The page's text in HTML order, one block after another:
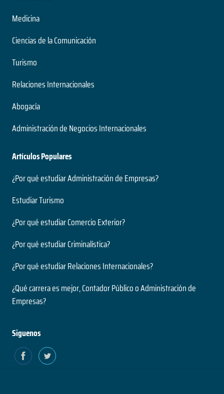
Medicina
Ciencias de la Comunicación
Turismo
Relaciones Internacionales
Abogacía
Administración de Negocios Internacionales
Artículos Populares
¿Por qué estudiar Administración de Empresas?
Estudiar Turismo
¿Por qué estudiar Comercio Exterior?
¿Por qué estudiar Criminalística?
¿Por qué estudiar Relaciones Internacionales?
¿Qué carrera es mejor, Contador Público o Administración de
Empresas?
Siguenos